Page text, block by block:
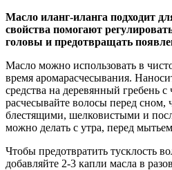
Масло иланг-иланга подходит
свойства помогают
головы и предотвращать
Масло можно использовать в
время аромарасчесывания.
средства на деревянный гребень
расчесывайте волосы перед сном,
блестящими, шелковистыми и
можно делать с утра, перед
Чтобы предотвратить тусклость
добавляйте 2-3 капли масла в